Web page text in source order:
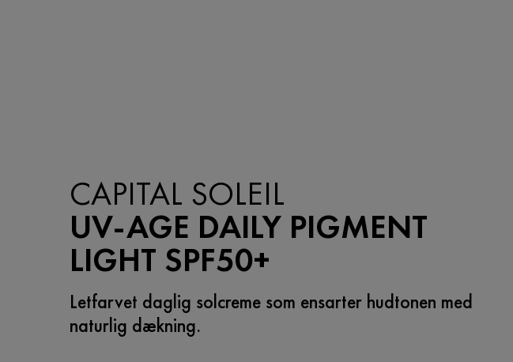
CAPITAL SOLEIL
UV-AGE DAILY PIGMENT
LIGHT SPF50+
Letfarvet daglig solcreme som ensarter hudtonen med
naturlig dækning.